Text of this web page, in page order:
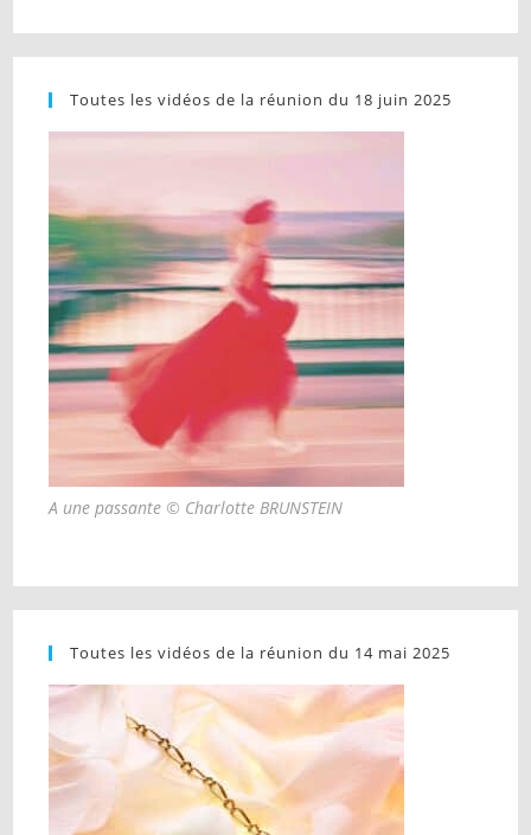
Toutes les vidéos de la réunion du 18 juin 2025
A une passante © Charlotte BRUNSTEIN
Toutes les vidéos de la réunion du 14 mai 2025